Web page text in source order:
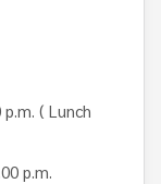
( Lunch
p.m.